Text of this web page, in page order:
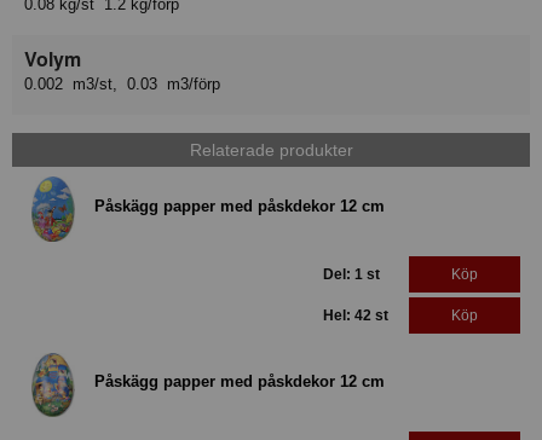
0.08 kg/st 1.2 kg/förp
Volym
0.002 m3/st, 0.03 m3/förp
Relaterade produkter
Påskägg papper med påskdekor 12 cm
Del: 1 st Köp
Hel: 42 st Köp
Påskägg papper med påskdekor 12 cm